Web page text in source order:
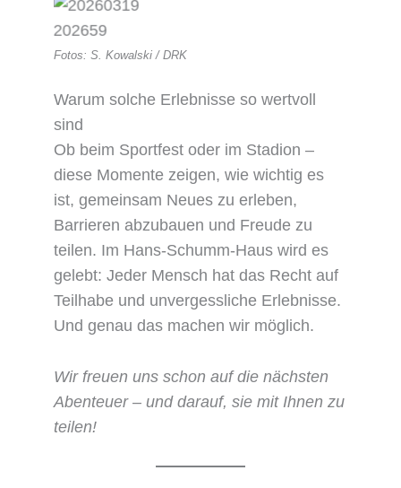
Fotos: S. Kowalski / DRK
Warum solche Erlebnisse so wertvoll
sind
Ob beim Sportfest oder im Stadion –
diese Momente zeigen, wie wichtig es
ist, gemeinsam Neues zu erleben,
Barrieren abzubauen und Freude zu
teilen. Im Hans-Schumm-Haus wird es
gelebt: Jeder Mensch hat das Recht auf
Teilhabe und unvergessliche Erlebnisse.
Und genau das machen wir möglich.
Wir freuen uns schon auf die nächsten
Abenteuer – und darauf, sie mit Ihnen zu
teilen!